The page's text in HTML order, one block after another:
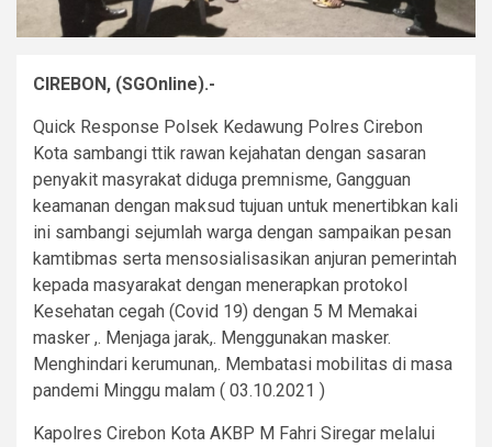
CIREBON, (SGOnline).-
Quick Response Polsek Kedawung Polres Cirebon
Kota sambangi ttik rawan kejahatan dengan sasaran
penyakit masyrakat diduga premnisme, Gangguan
keamanan dengan maksud tujuan untuk menertibkan kali
ini sambangi sejumlah warga dengan sampaikan pesan
kamtibmas serta mensosialisasikan anjuran pemerintah
kepada masyarakat dengan menerapkan protokol
Kesehatan cegah (Covid 19) dengan 5 M Memakai
masker ,. Menjaga jarak,. Menggunakan masker.
Menghindari kerumunan,. Membatasi mobilitas di masa
pandemi Minggu malam ( 03.10.2021 )
Kapolres Cirebon Kota AKBP M Fahri Siregar melalui